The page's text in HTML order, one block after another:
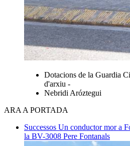
Dotacions de la Guardia
d'arxiu -
Nebridi Aróztegui
ARA A PORTADA
Successos Un conductor mor a
la BV-3008 Pere Fontanals